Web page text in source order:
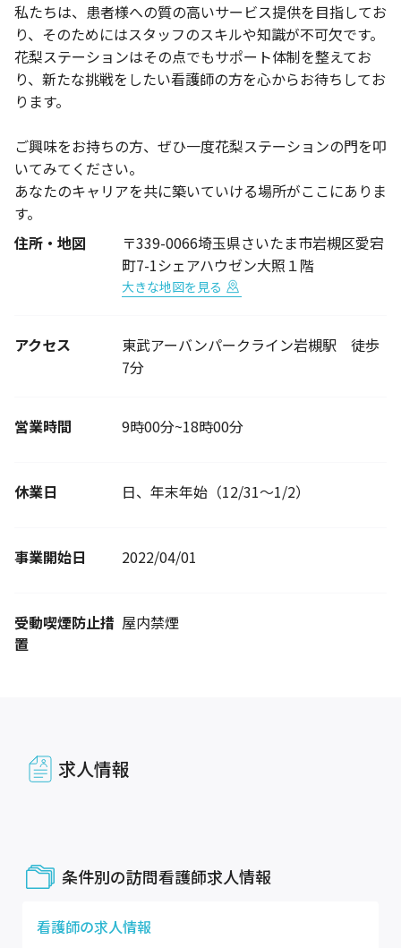
私たちは、患者様への質の高いサービス提供を目指してお
り、そのためにはスタッフのスキルや知識が不可欠です。
花梨ステーションはその点でもサポート体制を整えてお
り、新たな挑戦をしたい看護師の方を心からお待ちしてお
ります。
ご興味をお持ちの方、ぜひ一度花梨ステーションの門を叩
いてみてください。
あなたのキャリアを共に築いていける場所がここにありま
す。
住所・地図
〒339-0066埼玉県さいたま市岩槻区愛宕
町7-1シェアハウゼン大照１階
大きな地図を見る
アクセス
東武アーバンパークライン岩槻駅 徒歩
7分
営業時間 9時00分~18時00分
休業日 日、年末年始（12/31～1/2）
事業開始日 2022/04/01
受動喫煙防止措
置
屋内禁煙
求人情報
条件別の訪問看護師求人情報
看護師の求人情報